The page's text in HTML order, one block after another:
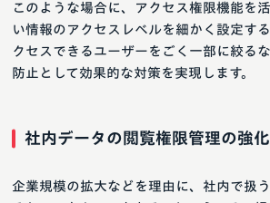
このような場合に、アクセス権限機能を
い情報のアクセスレベルを細かく設定す
クセスできるユーザーをごく一部に絞る
防止として効果的な対策を実現します。
社内データの閲覧権限管理の強化
企業規模の拡大などを理由に、社内で扱